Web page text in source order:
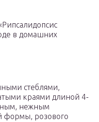
в домашних
стеблями,
краями длиной 4-
нежным
формы, розового